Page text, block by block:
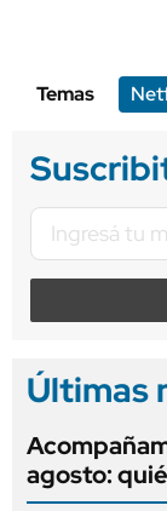
Temas
Últimas
agosto: